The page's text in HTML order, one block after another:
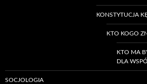
KONSTYTUCJA
KTO KOGO
KTO MA
DLA
SOCJOLOGIA